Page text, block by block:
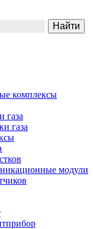
комплексы
газа
газа
модули